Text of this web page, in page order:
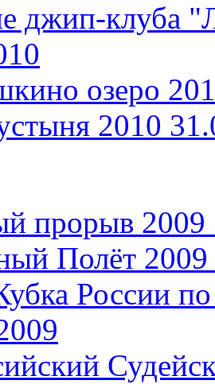
джип-клуба
озеро
2010
прорыв 2009
Полёт 2009
России